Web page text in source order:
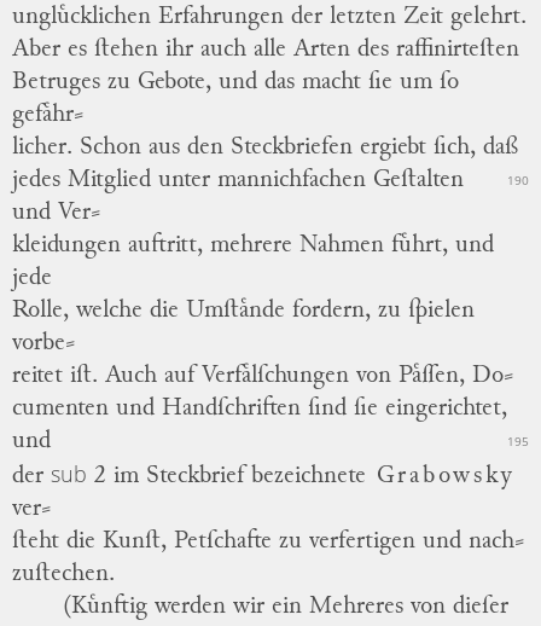
ungluͤcklichen Erfahrungen der letzten Zeit gelehrt.
Aber es ſtehen ihr auch alle Arten des raffinirteſten
Betruges zu Gebote, und das macht ſie um ſo
gefaͤhr⸗
licher. Schon aus den Steckbriefen ergiebt ſich, daß
190
jedes Mitglied unter mannichfachen Geſtalten
und Ver⸗
kleidungen auftritt, mehrere Nahmen fuͤhrt, und
jede
Rolle, welche die Umſtaͤnde fordern, zu ſpielen
vorbe⸗
reitet iſt. Auch auf Verfaͤlſchungen von Paͤſſen, Do⸗
cumenten und Handſchriften ſind ſie eingerichtet,
und
195
der sub 2 im Steckbrief bezeichnete Grabowsky
ver⸗
ſteht die Kunſt, Petſchafte zu verfertigen und nach⸗
zuſtechen.
(Kuͤnftig werden wir ein Mehreres von dieſer